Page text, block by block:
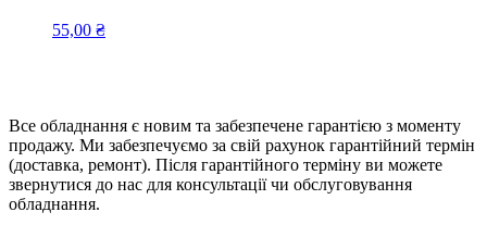
55,00 ₴
Все обладнання є новим та забезпечене гарантією з моменту
продажу. Ми забезпечуємо за свій рахунок гарантійний термін
(доставка, ремонт). Після гарантійного терміну ви можете
звернутися до нас для консультації чи обслуговування
обладнання.